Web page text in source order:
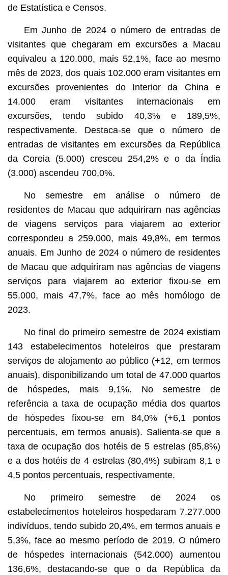
de Estatística e Censos.
Em Junho de 2024 o número de entradas de
visitantes que chegaram em excursões a Macau
equivaleu a 120.000, mais 52,1%, face ao mesmo
mês de 2023, dos quais 102.000 eram visitantes em
excursões provenientes do Interior da China e
14.000 eram visitantes internacionais em
excursões, tendo subido 40,3% e 189,5%,
respectivamente. Destaca-se que o número de
entradas de visitantes em excursões da República
da Coreia (5.000) cresceu 254,2% e o da Índia
(3.000) ascendeu 700,0%.
No semestre em análise o número de
residentes de Macau que adquiriram nas agências
de viagens serviços para viajarem ao exterior
correspondeu a 259.000, mais 49,8%, em termos
anuais. Em Junho de 2024 o número de residentes
de Macau que adquiriram nas agências de viagens
serviços para viajarem ao exterior fixou-se em
55.000, mais 47,7%, face ao mês homólogo de
2023.
No final do primeiro semestre de 2024 existiam
143 estabelecimentos hoteleiros que prestaram
serviços de alojamento ao público (+12, em termos
anuais), disponibilizando um total de 47.000 quartos
de hóspedes, mais 9,1%. No semestre de
referência a taxa de ocupação média dos quartos
de hóspedes fixou-se em 84,0% (+6,1 pontos
percentuais, em termos anuais). Salienta-se que a
taxa de ocupação dos hotéis de 5 estrelas (85,8%)
e a dos hotéis de 4 estrelas (80,4%) subiram 8,1 e
4,5 pontos percentuais, respectivamente.
No primeiro semestre de 2024 os
estabelecimentos hoteleiros hospedaram 7.277.000
indivíduos, tendo subido 20,4%, em termos anuais e
5,3%, face ao mesmo período de 2019. O número
de hóspedes internacionais (542.000) aumentou
136,6%, destacando-se que o da República da